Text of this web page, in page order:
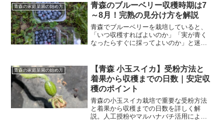
青森の家庭菜園の始め方
青森のブルーベリー収穫時期は7
～8月！完熟の見分け方を解説
青森でブルーベリーを栽培していると、
「いつ収穫すればよいのか」「実が青く
なったらすぐに採ってよいのか」と迷う
りが大きく変わる果物です。表面が青く
なっていても、まだ十分に...
青森の家庭菜園の始め方
【青森 小玉スイカ】受粉方法と
着果から収穫までの日数｜安定収
穫のポイント
青森の小玉スイカ栽培で重要な受粉方法
と着果から収穫までの日数を詳しく解
説。人工授粉やマルハナバチ活用による